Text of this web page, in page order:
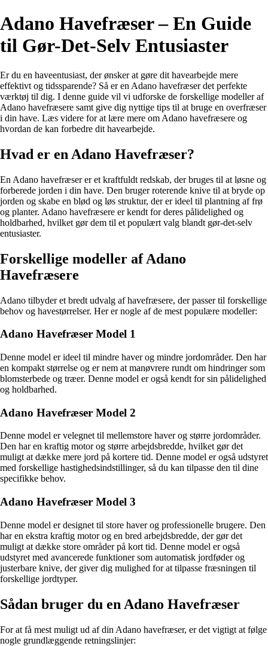
Adano Havefræser – En Guide
til Gør-Det-Selv Entusiaster
Er du en haveentusiast, der ønsker at gøre dit havearbejde mere
effektivt og tidssparende? Så er en Adano havefræser det perfekte
værktøj til dig. I denne guide vil vi udforske de forskellige modeller af
Adano havefræsere samt give dig nyttige tips til at bruge en overfræser
i din have. Læs videre for at lære mere om Adano havefræsere og
hvordan de kan forbedre dit havearbejde.
Hvad er en Adano Havefræser?
En Adano havefræser er et kraftfuldt redskab, der bruges til at løsne og
forberede jorden i din have. Den bruger roterende knive til at bryde op
jorden og skabe en blød og løs struktur, der er ideel til plantning af frø
og planter. Adano havefræsere er kendt for deres pålidelighed og
holdbarhed, hvilket gør dem til et populært valg blandt gør-det-selv
entusiaster.
Forskellige modeller af Adano
Havefræsere
Adano tilbyder et bredt udvalg af havefræsere, der passer til forskellige
behov og havestørrelser. Her er nogle af de mest populære modeller:
Adano Havefræser Model 1
Denne model er ideel til mindre haver og mindre jordområder. Den har
en kompakt størrelse og er nem at manøvrere rundt om hindringer som
blomsterbede og træer. Denne model er også kendt for sin pålidelighed
og holdbarhed.
Adano Havefræser Model 2
Denne model er velegnet til mellemstore haver og større jordområder.
Den har en kraftig motor og større arbejdsbredde, hvilket gør det
muligt at dække mere jord på kortere tid. Denne model er også udstyret
med forskellige hastighedsindstillinger, så du kan tilpasse den til dine
specifikke behov.
Adano Havefræser Model 3
Denne model er designet til store haver og professionelle brugere. Den
har en ekstra kraftig motor og en bred arbejdsbredde, der gør det
muligt at dække store områder på kort tid. Denne model er også
udstyret med avancerede funktioner som automatisk jordføder og
justerbare knive, der giver dig mulighed for at tilpasse fræsningen til
forskellige jordtyper.
Sådan bruger du en Adano Havefræser
For at få mest muligt ud af din Adano havefræser, er det vigtigt at følge
nogle grundlæggende retningslinjer: